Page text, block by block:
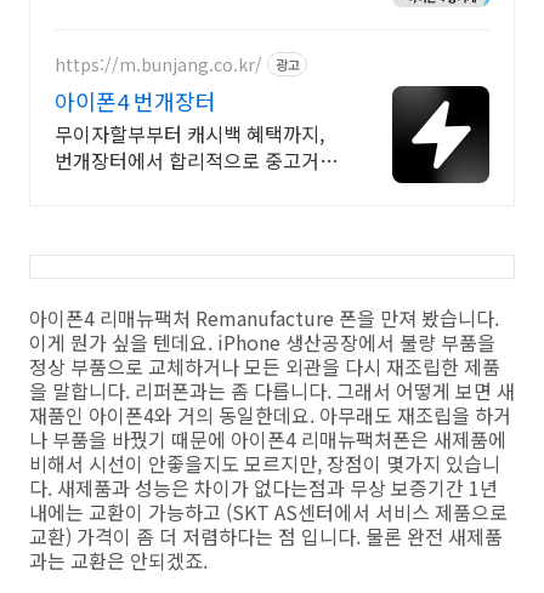
럼 담아보세요.
https://m.bunjang.co.kr/ 광고
아이폰4 번개장터
무이자할부부터 캐시백 혜택까지,
번개장터에서 합리적으로 중고거래
아이폰4 리매뉴팩처 Remanufacture 폰을 만져 봤습니다.
이게 뭔가 싶을 텐데요. iPhone 생산공장에서 불량 부품을
정상 부품으로 교체하거나 모든 외관을 다시 재조립한 제품
을 말합니다. 리퍼폰과는 좀 다릅니다. 그래서 어떻게 보면 새
재품인 아이폰4와 거의 동일한데요. 아무래도 재조립을 하거
나 부품을 바꿨기 때문에 아이폰4 리매뉴팩처폰은 새제품에
비해서 시선이 안좋을지도 모르지만, 장점이 몇가지 있습니
다. 새제품과 성능은 차이가 없다는점과 무상 보증기간 1년
내에는 교환이 가능하고 (SKT AS센터에서 서비스 제품으로
교환) 가격이 좀 더 저렴하다는 점 입니다. 물론 완전 새제품
과는 교환은 안되겠죠.